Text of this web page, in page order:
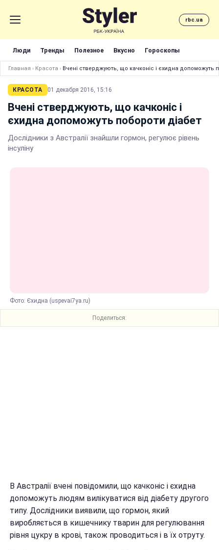
rbc.ua
Люди Тренды Полезное Вкусно Гороскопы
Главная › Красота › Вчені стверджують, що качконіс і єхидна допоможуть
КРАСОТА 01 декабря 2016, 15:16
Вчені стверджують, що качконіс і
єхидна допоможуть побороти діабет
Дослідники з Австралії знайшли гормон, регулює рівень
інсуліну
Фото: Єхидна (uspevai7ya.ru)
Поделиться:
В Австралії вчені повідомили, що качконіс і єхидна
допоможуть людям вилікуватися від діабету другого
типу. Дослідники виявили, що гормон, який
виробляється в кишечнику тварин для регулювання
рівня цукру в крові, також проводиться і в їх отруту.